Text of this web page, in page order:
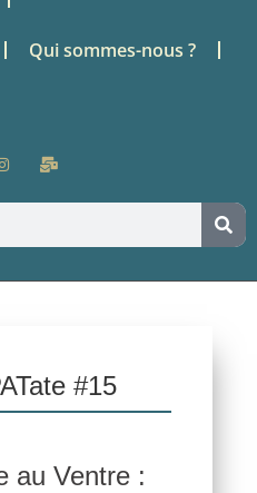
Qui sommes-nous ?
#15
au Ventre :